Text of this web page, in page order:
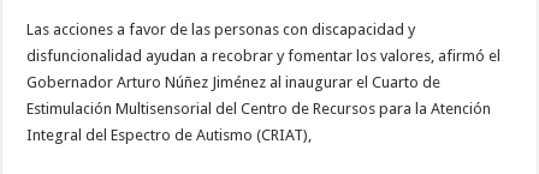
Las acciones a favor de las personas con discapacidad y
disfuncionalidad ayudan a recobrar y fomentar los valores, afirmó el
Gobernador Arturo Núñez Jiménez al inaugurar el Cuarto de
Estimulación Multisensorial del Centro de Recursos para la Atención
Integral del Espectro de Autismo (CRIAT),